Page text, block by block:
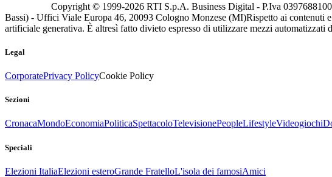
Copyright © 1999-2026 RTI S.p.A. Business Digital - P.Iva
Bassi) - Uffici Viale Europa 46, 20093 Cologno Monzese (MI)Rispetto ai contenuti
artificiale generativa. È altresì fatto divieto espresso di utilizzare mezzi automatizzati
Legal
CorporatePrivacy PolicyCookie Policy
Sezioni
CronacaMondoEconomiaPoliticaSpettacoloTelevisionePeopleLifestyleVideogiochi
Speciali
Elezioni ItaliaElezioni esteroGrande FratelloL'isola dei famosiAmici